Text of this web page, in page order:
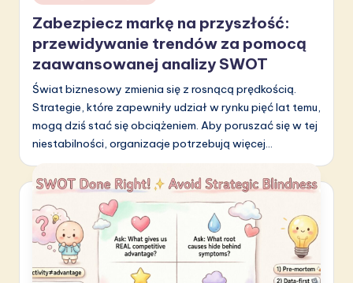
in
Zabezpiecz markę na przyszłość:
przewidywanie trendów za pomocą
zaawansowanej analizy SWOT
Świat biznesowy zmienia się z rosnącą prędkością.
Strategie, które zapewniły udział w rynku pięć lat temu,
mogą dziś stać się obciążeniem. Aby poruszać się w tej
niestabilności, organizacje potrzebują więcej…